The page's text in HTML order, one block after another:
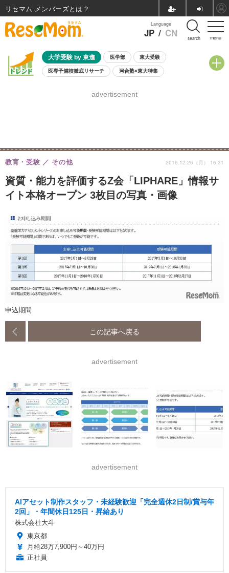
menu
Language
JP / CN search
大学受験 by 東進 医学部 東大受験
医専予備校徹底リサーチ 河合塾×東大特集
8月開催学校説明会・相談会
advertisement
資質・能力を評価するZ会「LIPHARE」情報サ
イト本格オープン 3枚目の写真・画像
教育・受験 その他 2016.12.26（月） 16:31
申込期間
この記事へ戻る
advertisement
advertisement
AIアセット制作スタッフ・未経験歓迎「完全週休2日制/賞与年
2回」・年間休日125日・昇給あり
株式会社大斗
東京都
月給28万7,900円～40万円
正社員
リセマム メンバーズ